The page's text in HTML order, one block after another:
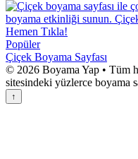
Popüler
Çiçek Boyama Sayfası
© 2026 Boyama Yap • Tüm
sitesindeki yüzlerce boyama
↑